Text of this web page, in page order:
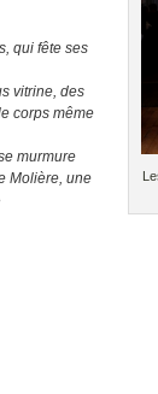
qui fête ses
vitrine, des
corps même
murmure
Molière, une